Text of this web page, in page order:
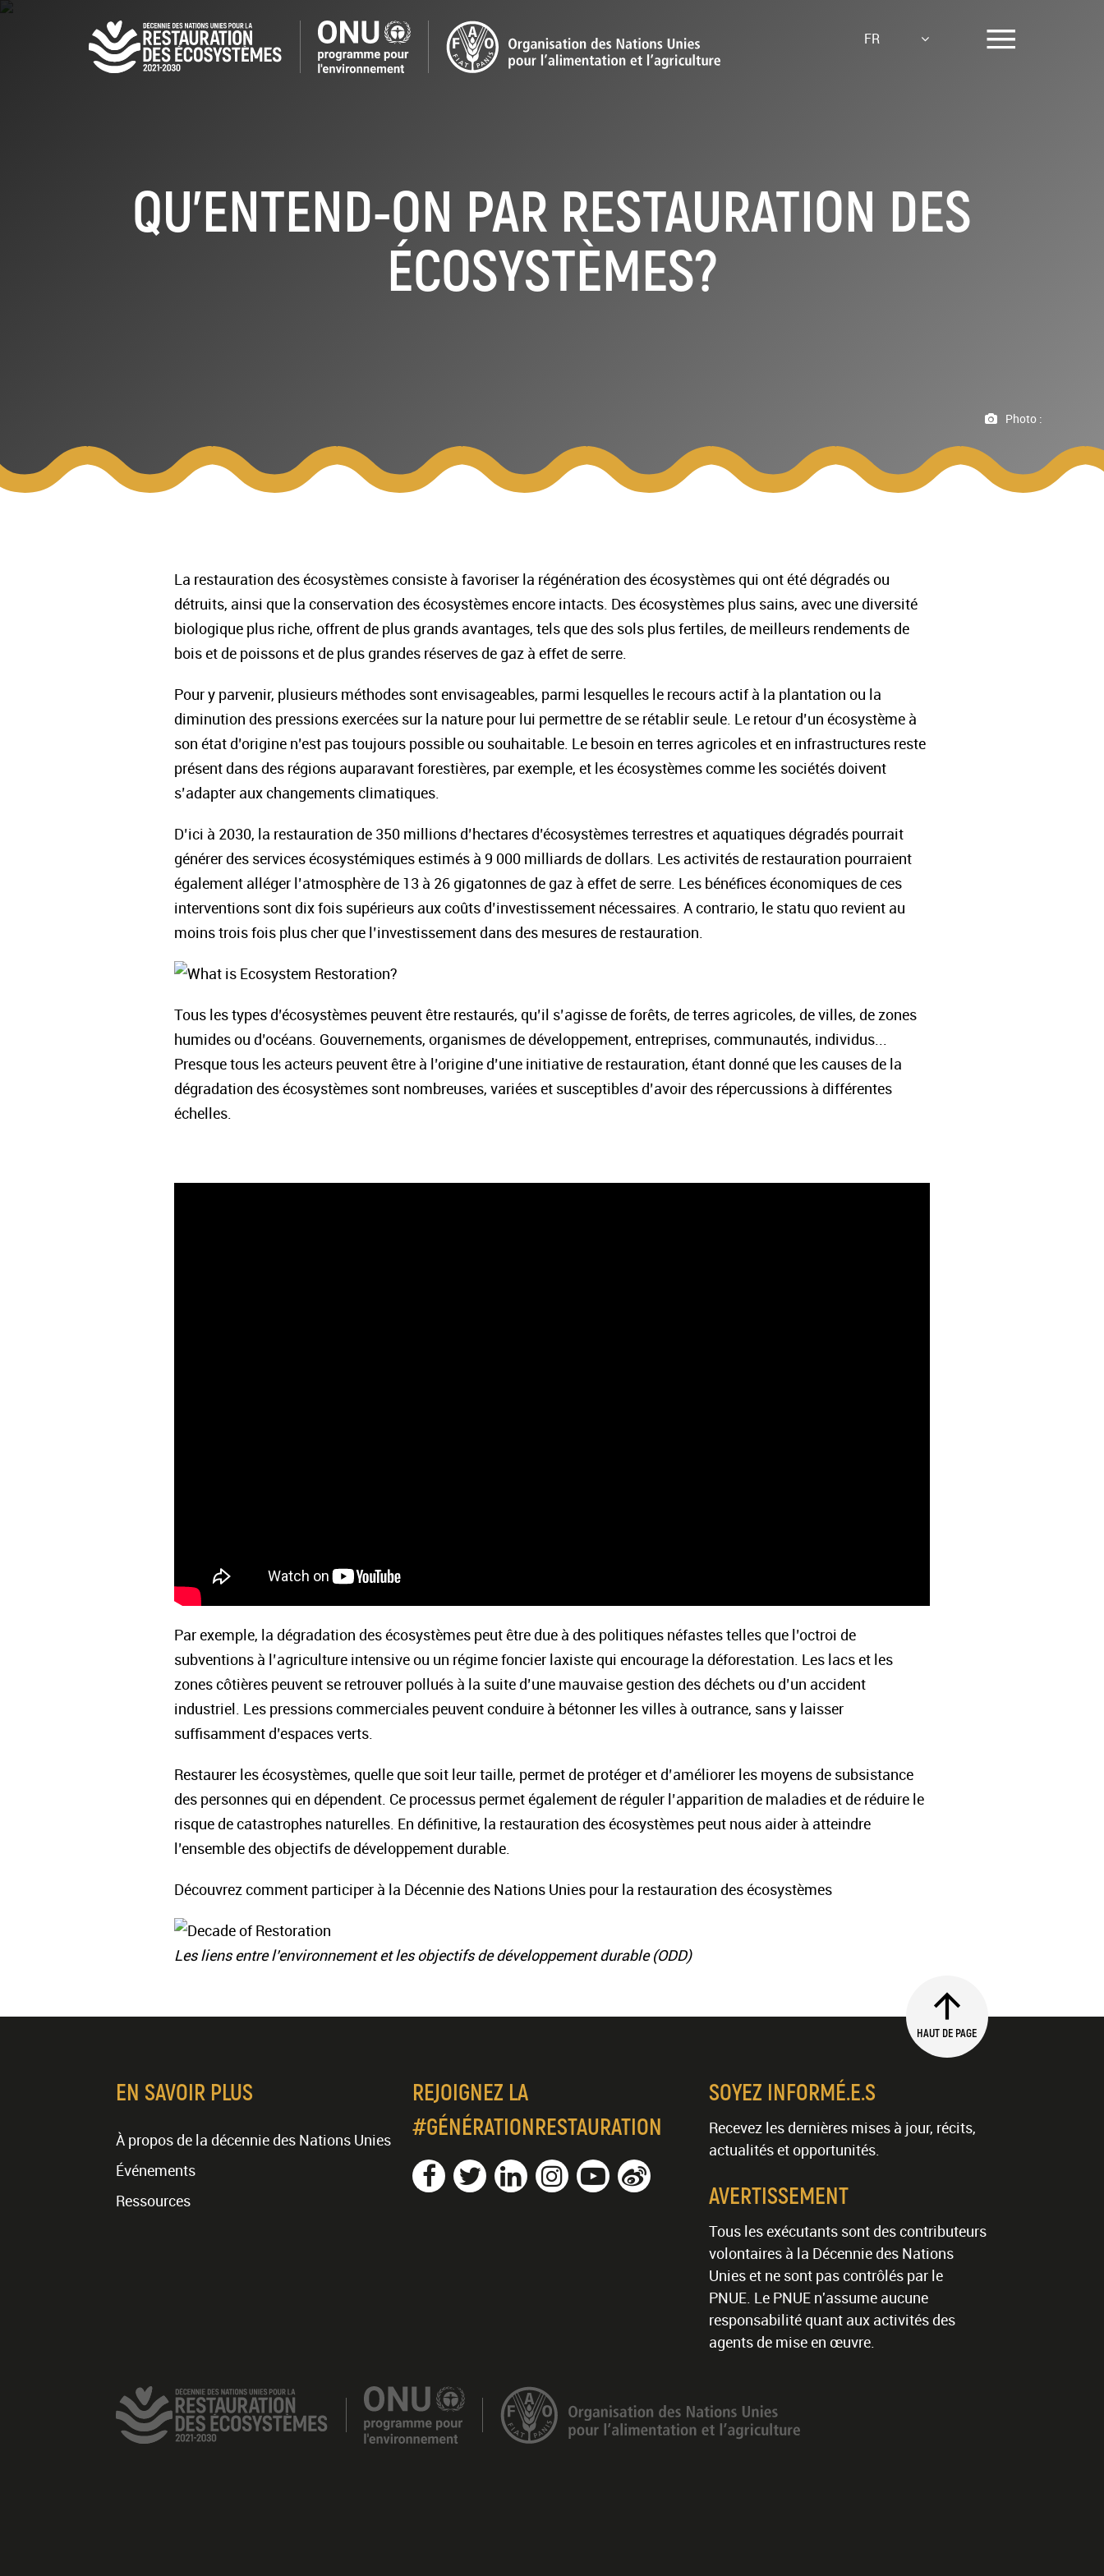
Aller
FR
QU’ENTEND-ON PAR RESTAURATION DES
ÉCOSYSTÈMES?
Photo :
La restauration des écosystèmes consiste à favoriser la régénération des écosystèmes qui ont été dégradés ou
détruits, ainsi que la conservation des écosystèmes encore intacts. Des écosystèmes plus sains, avec une diversité
biologique plus riche, offrent de plus grands avantages, tels que des sols plus fertiles, de meilleurs rendements de
bois et de poissons et de plus grandes réserves de gaz à effet de serre.
Pour y parvenir, plusieurs méthodes sont envisageables, parmi lesquelles le recours actif à la plantation ou la
diminution des pressions exercées sur la nature pour lui permettre de se rétablir seule. Le retour d’un écosystème à
son état d’origine n’est pas toujours possible ou souhaitable. Le besoin en terres agricoles et en infrastructures reste
présent dans des régions auparavant forestières, par exemple, et les écosystèmes comme les sociétés doivent
s’adapter aux changements climatiques.
D’ici à 2030, la restauration de 350 millions d’hectares d’écosystèmes terrestres et aquatiques dégradés pourrait
générer des services écosystémiques estimés à 9 000 milliards de dollars. Les activités de restauration pourraient
également alléger l’atmosphère de 13 à 26 gigatonnes de gaz à effet de serre. Les bénéfices économiques de ces
interventions sont dix fois supérieurs aux coûts d’investissement nécessaires. A contrario, le statu quo revient au
moins trois fois plus cher que l’investissement dans des mesures de restauration.
Tous les types d’écosystèmes peuvent être restaurés, qu’il s’agisse de forêts, de terres agricoles, de villes, de zones
humides ou d’océans. Gouvernements, organismes de développement, entreprises, communautés, individus...
Presque tous les acteurs peuvent être à l’origine d’une initiative de restauration, étant donné que les causes de la
dégradation des écosystèmes sont nombreuses, variées et susceptibles d’avoir des répercussions à différentes
échelles.
Par exemple, la dégradation des écosystèmes peut être due à des politiques néfastes telles que l’octroi de
subventions à l’agriculture intensive ou un régime foncier laxiste qui encourage la déforestation. Les lacs et les
zones côtières peuvent se retrouver pollués à la suite d’une mauvaise gestion des déchets ou d’un accident
industriel. Les pressions commerciales peuvent conduire à bétonner les villes à outrance, sans y laisser
suffisamment d’espaces verts.
Restaurer les écosystèmes, quelle que soit leur taille, permet de protéger et d’améliorer les moyens de subsistance
des personnes qui en dépendent. Ce processus permet également de réguler l’apparition de maladies et de réduire le
risque de catastrophes naturelles. En définitive, la restauration des écosystèmes peut nous aider à atteindre
l’ensemble des objectifs de développement durable.
Découvrez comment participer à la Décennie des Nations Unies pour la restauration des écosystèmes
Les liens entre l’environnement et les objectifs de développement durable (ODD)
HAUT DE PAGE
EN SAVOIR PLUS
À propos de la décennie des Nations Unies
Événements
Ressources
REJOIGNEZ LA
#GÉNÉRATIONRESTAURATION
SOYEZ INFORMÉ.E.S
Recevez les dernières mises à jour, récits,
actualités et opportunités.
AVERTISSEMENT
Tous les exécutants sont des contributeurs
volontaires à la Décennie des Nations
Unies et ne sont pas contrôlés par le
PNUE. Le PNUE n'assume aucune
responsabilité quant aux activités des
agents de mise en œuvre.